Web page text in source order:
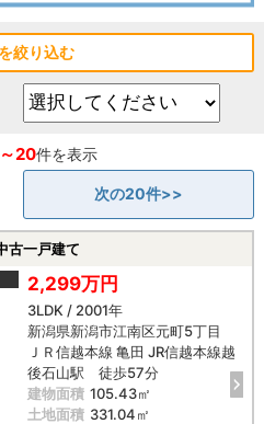
絞り込む
20件を表示
次の20件>>
古一戸建て
2,299万円
3LDK / 2001年
新潟県新潟市江南区元町5丁目
ＪＲ信越本線 亀田 JR信越本線越
後石山駅 徒歩57分
建物面積 105.43㎡
土地面積 331.04㎡